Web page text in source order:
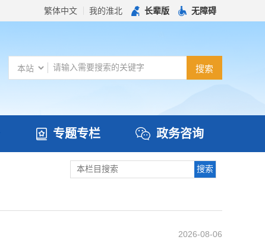
繁体中文 我的淮北 长辈版 无障碍
专题专栏 政务咨询
2026-08-06